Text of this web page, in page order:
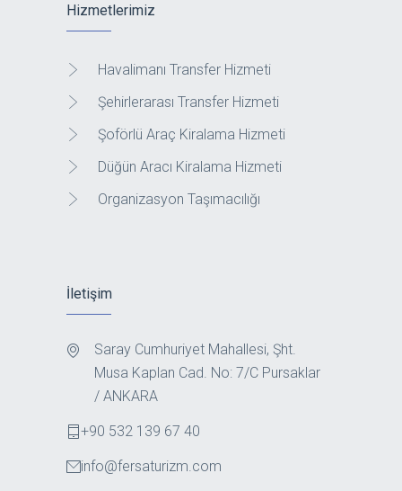
Hizmetlerimiz
Havalimanı Transfer Hizmeti
Şehirlerarası Transfer Hizmeti
Şoförlü Araç Kiralama Hizmeti
Düğün Aracı Kiralama Hizmeti
Organizasyon Taşımacılığı
İletişim
Saray Cumhuriyet Mahallesi, Şht.
Musa Kaplan Cad. No: 7/C Pursaklar
/ ANKARA
+90 532 139 67 40
info@fersaturizm.com